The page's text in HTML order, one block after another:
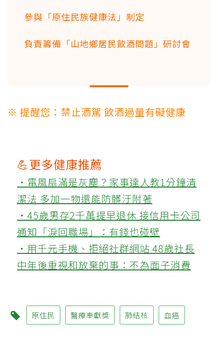
參與「原住民族健康法」制定
負責籌備「山地鄉居民飲酒問題」研討會
※ 提醒您：禁止酒駕 飲酒過量有礙健康
💪更多健康推薦
‧電風扇滿是灰塵？家事達人教1分鐘清
潔法 多加一物還能防髒汙附著
‧45歲男存2千萬提早退休 接信用卡公司
通知「淚回職場」：有錢也碰壁
‧用千元手機、拒絕社群網站 48歲社長
中年後重視和放棄的事：不為面子消費
原住民 醫療奉獻獎 肺結核 血癌